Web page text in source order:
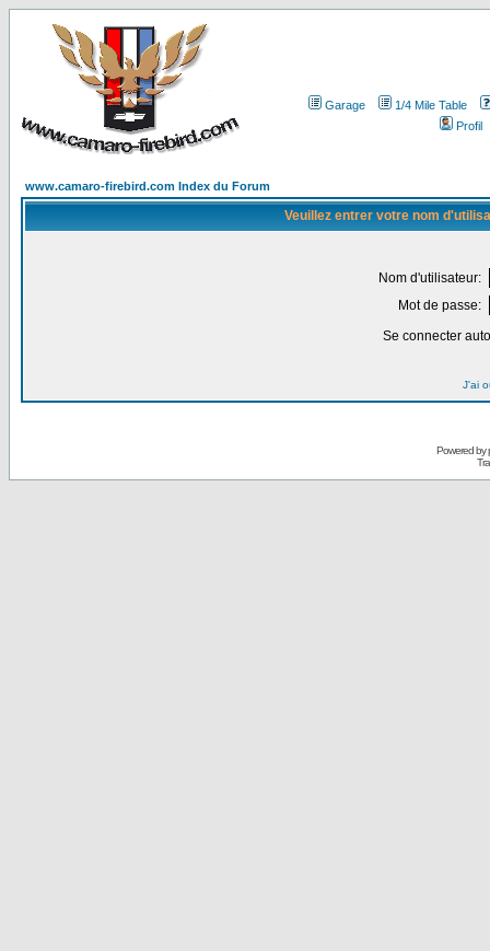
Garage
1/4 Mile Table
Profil
www.camaro-firebird.com Index du Forum
Veuillez entrer votre nom
Nom d'utilisateur:
Mot de passe:
Se connecter
J'ai
Powered by